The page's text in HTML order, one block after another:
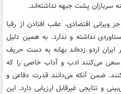
سربازان پشت جبهه نداشته‌اند.
ویرانی اقتصادی، عقب افتادن از رقبا
نداشته و ندارد. به همین دلیل
اردو زده‌اند بهانه به دست حریف
سعی می‌کنند ادب و آداب خاصی را که
ضمن آنکه می‌دانند قدرت دفاعی و
و نتایجی غیرقابل ارزیابی دارد. این